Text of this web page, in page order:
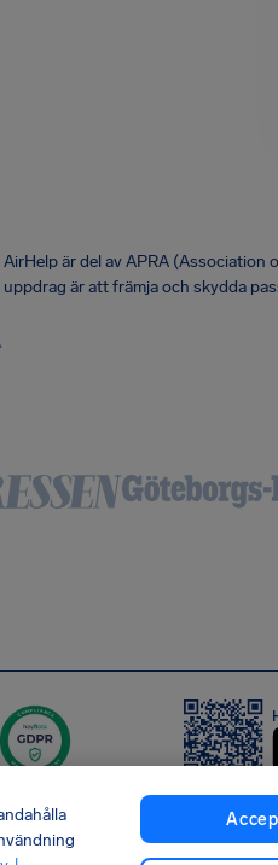
AirHelp är del av APRA (Association
uppdrag är att främja och skydda